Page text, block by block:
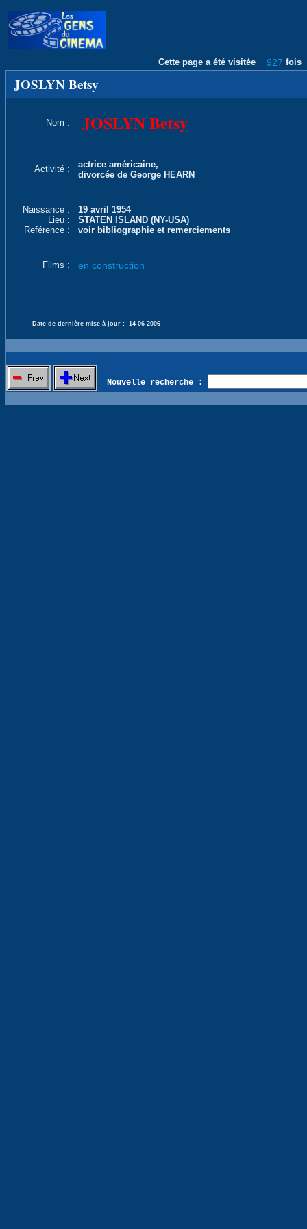
Cette page a été visitée 927 fois
JOSLYN Betsy
Nom : JOSLYN Betsy
Activité :
actrice américaine,
divorcée de George HEARN
Naissance :
19 avril 1954
Lieu :
STATEN ISLAND (NY-USA)
Reférence :
voir bibliographie et remerciements
Films : en construction
Date de dernière mise à jour : 14-06-2006
Nouvelle recherche :